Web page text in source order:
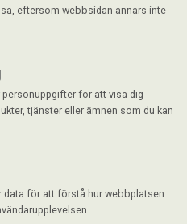
eftersom webbsidan annars inte
för att visa dig
tjänster eller ämnen som du kan
data för att förstå hur webbplatsen